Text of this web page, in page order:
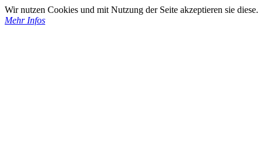
Wir nutzen Cookies und mit Nutzung der Seite akzeptieren sie diese.
Mehr Infos